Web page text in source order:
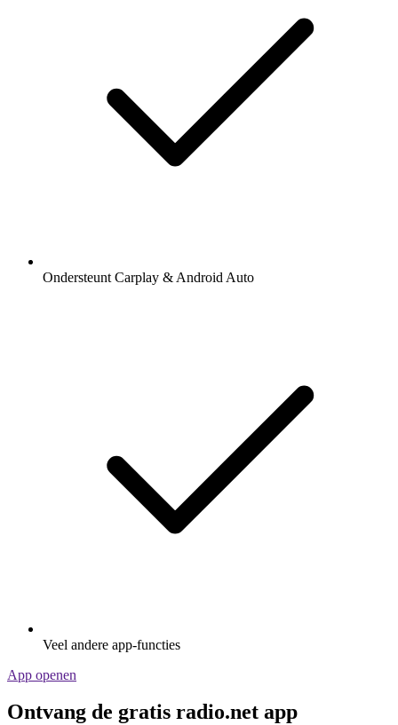
Ondersteunt Carplay & Android Auto
Veel andere app-functies
App openen
Ontvang de gratis radio.net app